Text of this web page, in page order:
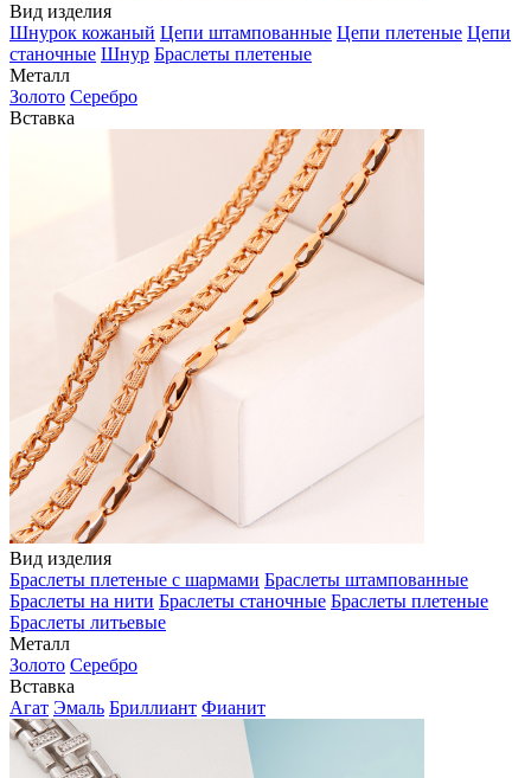
Вид изделия
Шнурок кожаный Цепи штампованные Цепи плетеные Цепи
станочные Шнур Браслеты плетеные
Металл
Золото Серебро
Вставка
Вид изделия
Браслеты плетеные с шармами Браслеты штампованные
Браслеты на нити Браслеты станочные Браслеты плетеные
Браслеты литьевые
Металл
Золото Серебро
Вставка
Агат Эмаль Бриллиант Фианит